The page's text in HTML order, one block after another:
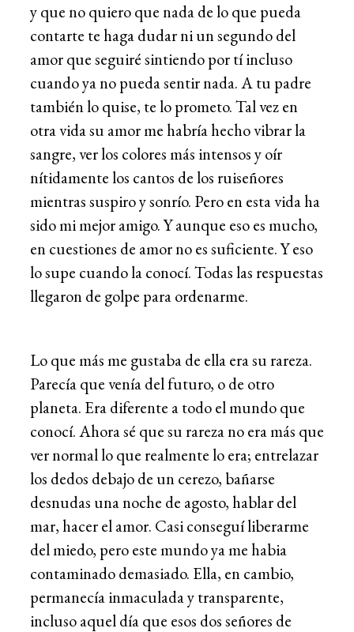
y que no quiero que nada de lo que pueda
contarte te haga dudar ni un segundo del
amor que seguiré sintiendo por tí incluso
cuando ya no pueda sentir nada. A tu padre
también lo quise, te lo prometo. Tal vez en
otra vida su amor me habría hecho vibrar la
sangre, ver los colores más intensos y oír
nítidamente los cantos de los ruiseñores
mientras suspiro y sonrío. Pero en esta vida ha
sido mi mejor amigo. Y aunque eso es mucho,
en cuestiones de amor no es suficiente. Y eso
lo supe cuando la conocí. Todas las respuestas
llegaron de golpe para ordenarme.
Lo que más me gustaba de ella era su rareza.
Parecía que venía del futuro, o de otro
planeta. Era diferente a todo el mundo que
conocí. Ahora sé que su rareza no era más que
ver normal lo que realmente lo era; entrelazar
los dedos debajo de un cerezo, bañarse
desnudas una noche de agosto, hablar del
mar, hacer el amor. Casi conseguí liberarme
del miedo, pero este mundo ya me habia
contaminado demasiado. Ella, en cambio,
permanecía inmaculada y transparente,
incluso aquel día que esos dos señores de